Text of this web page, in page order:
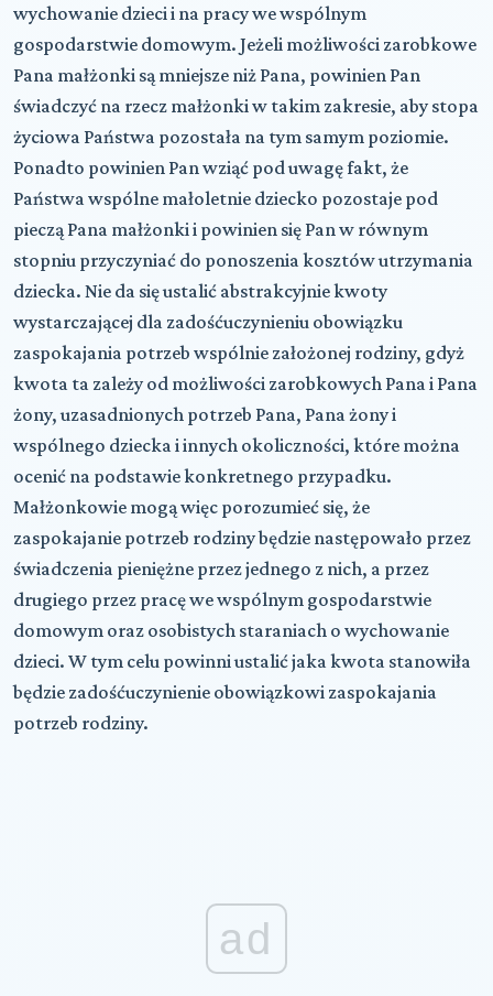
wychowanie dzieci i na pracy we wspólnym
gospodarstwie domowym. Jeżeli możliwości zarobkowe
Pana małżonki są mniejsze niż Pana, powinien Pan
świadczyć na rzecz małżonki w takim zakresie, aby stopa
życiowa Państwa pozostała na tym samym poziomie.
Ponadto powinien Pan wziąć pod uwagę fakt, że
Państwa wspólne małoletnie dziecko pozostaje pod
pieczą Pana małżonki i powinien się Pan w równym
stopniu przyczyniać do ponoszenia kosztów utrzymania
dziecka. Nie da się ustalić abstrakcyjnie kwoty
wystarczającej dla zadośćuczynieniu obowiązku
zaspokajania potrzeb wspólnie założonej rodziny, gdyż
kwota ta zależy od możliwości zarobkowych Pana i Pana
żony, uzasadnionych potrzeb Pana, Pana żony i
wspólnego dziecka i innych okoliczności, które można
ocenić na podstawie konkretnego przypadku.
Małżonkowie mogą więc porozumieć się, że
zaspokajanie potrzeb rodziny będzie następowało przez
świadczenia pieniężne przez jednego z nich, a przez
drugiego przez pracę we wspólnym gospodarstwie
domowym oraz osobistych staraniach o wychowanie
dzieci. W tym celu powinni ustalić jaka kwota stanowiła
będzie zadośćuczynienie obowiązkowi zaspokajania
potrzeb rodziny.
ad